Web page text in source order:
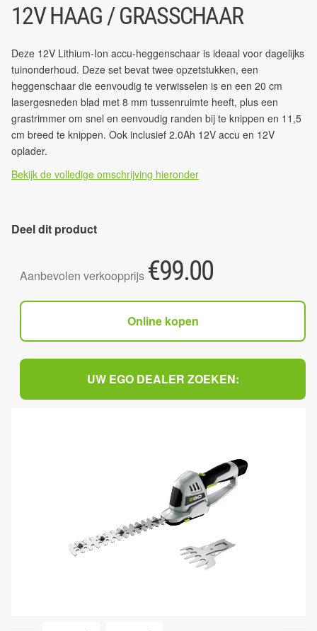
12V HAAG / GRASSCHAAR
Deze 12V Lithium-Ion accu-heggenschaar is ideaal voor dagelijks
tuinonderhoud. Deze set bevat twee opzetstukken, een
heggenschaar die eenvoudig te verwisselen is en een 20 cm
lasergesneden blad met 8 mm tussenruimte heeft, plus een
grastrimmer om snel en eenvoudig randen bij te knippen en 11,5
cm breed te knippen. Ook inclusief 2.0Ah 12V accu en 12V
oplader.
Bekijk de volledige omschrijving hieronder
Deel dit product
Aanbevolen verkoopprijs €99.00
Online kopen
UW EGO DEALER ZOEKEN: